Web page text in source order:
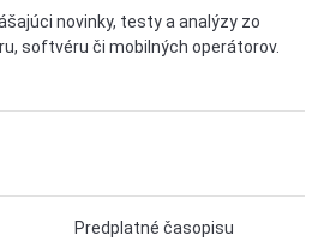
novinky, testy a analýzy zo
softvéru či mobilných operátorov.
Predplatné časopisu